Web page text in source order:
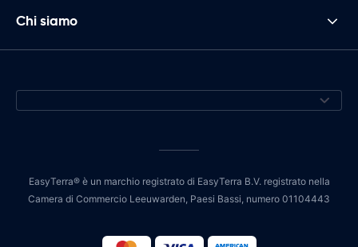
Chi siamo
EasyTerra® è un marchio registrato di EasyTerra B.V. registrato nella
Camera di Commercio Leeuwarden, Paesi Bassi, numero 01104443